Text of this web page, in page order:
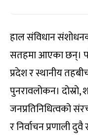
हाल संविधान
सतहमा आएका छन्।
प्रदेश र स्थानीय
पुनरावलोकन।
जनप्रतिनिधित्वको
र निर्वाचन प्रणाली